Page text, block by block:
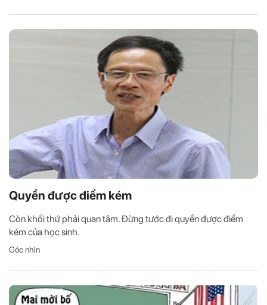
Quyền được điểm kém
Còn khối thứ phải quan tâm. Đừng tước đi quyền được điểm
kém của học sinh.
Góc nhìn